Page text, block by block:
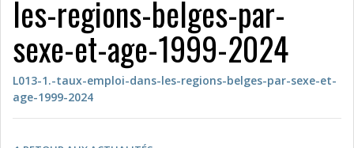
les-regions-belges-par-
sexe-et-age-1999-2024
L013-1.-taux-emploi-dans-les-regions-belges-par-sexe-et-
age-1999-2024